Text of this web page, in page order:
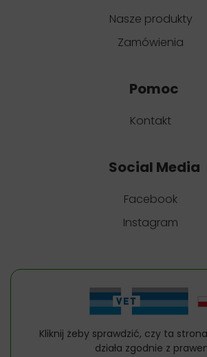
Nasze produkty
Zamówienia
Pomoc
Kontakt
Social Media
Facebook
Instagram
Kliknij żeby sprawdzić, czy ta
działa zgodnie z